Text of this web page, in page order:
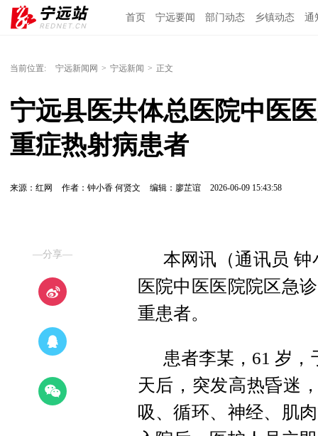
首页 宁远要闻 部门动态 乡镇动态 通
当前位置: 宁远新闻网 > 宁远新闻 > 正文
宁远县医共体总医院中医
重症热射病患者
来源：红网 作者：钟小香 何贤文 编辑：廖芷谊 2026-06-09 15:43:58
—分享—
本网讯（通讯员
医院中医医院院区急
重患者。
患者李某，61 岁
天后，突发高热昏迷
吸、循环、神经、肌